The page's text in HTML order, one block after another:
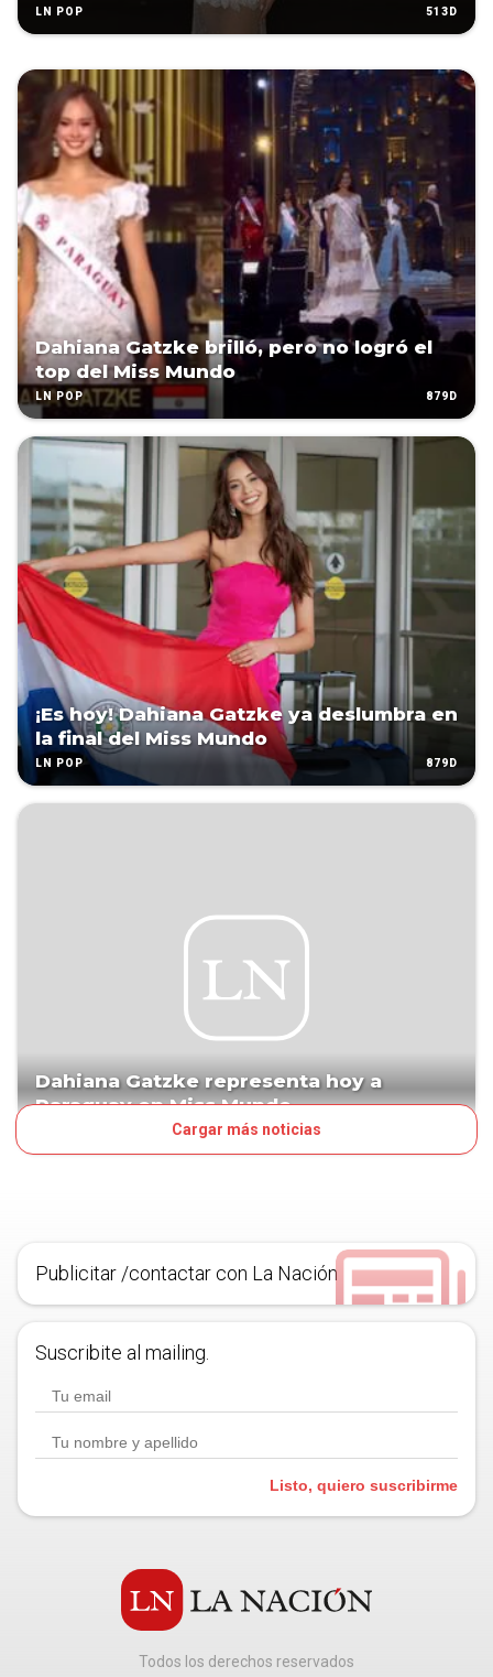
LN POP 513D
Dahiana Gatzke brilló, pero no logró el
top del Miss Mundo
LN POP 879D
¡Es hoy! Dahiana Gatzke ya deslumbra en
la final del Miss Mundo
LN POP 879D
Dahiana Gatzke representa hoy a
Paraguay en Miss Mundo
LA NACIÓN DEL FINDECargar más noticias
Publicitar /contactar con La Nación
Suscribite al mailing.
Listo, quiero suscribirme
Todos los derechos reservados